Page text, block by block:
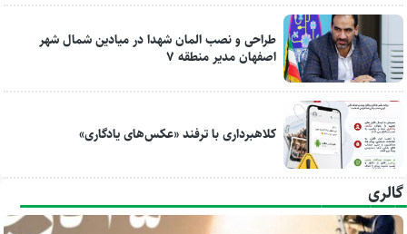
طراحی و نصب المان شهدا در میادین شمال شهر
اصفهان مدیر منطقه ۷
کلاهبرداری با ترفند «عکس‌های یادگاری»
گالری